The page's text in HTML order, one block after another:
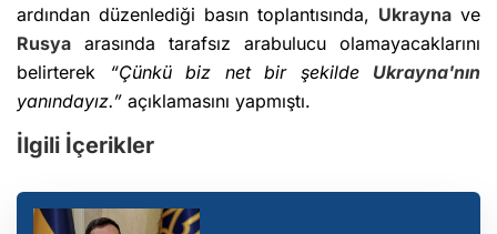
ardından düzenlediği basın toplantısında, Ukrayna ve
Rusya arasında tarafsız arabulucu olamayacaklarını
belirterek
“Çünkü biz net bir şekilde Ukrayna'nın
yanındayız.” açıklamasını yapmıştı.
İlgili İçerikler